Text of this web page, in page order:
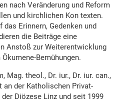
nach Veränderung und Reform
und kirchlichen Kon texten.
Erinnern, Gedenken und
die Beiträge eine
Anstoß zur Weiterentwicklung
Bemühungen.
Mag. theol., Dr. iur., Dr. iur. can.,
der Katholischen Privat-
Diözese Linz und seit 1999